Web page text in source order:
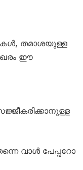
തമാശയുള്ള
ഈ
വാൾ പേപ്പറോ